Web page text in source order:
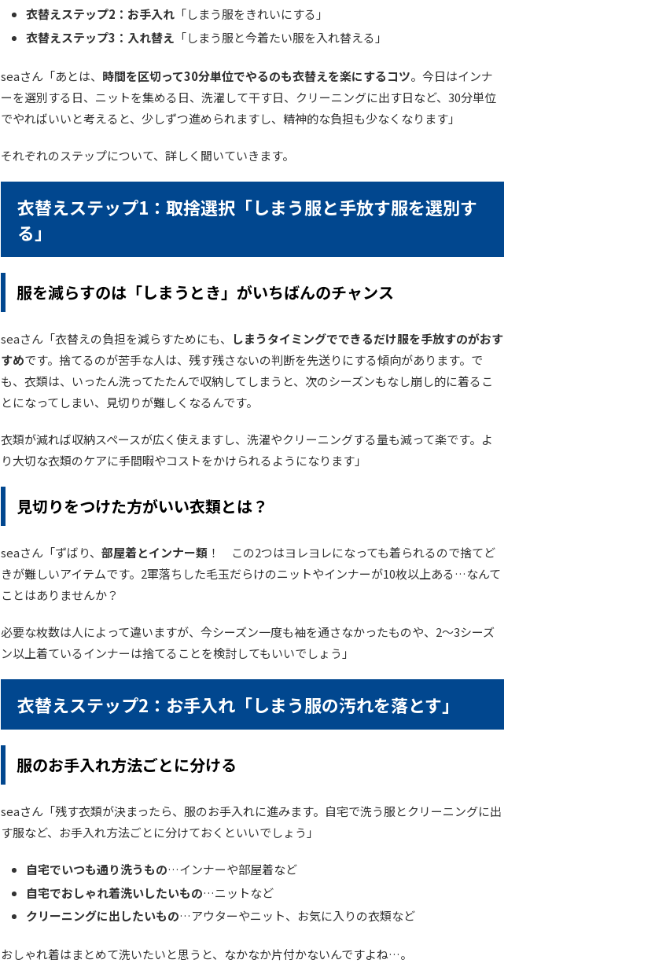
衣替えステップ2：お手入れ 「しまう服をきれいにする」
衣替えステップ3：入れ替え 「しまう服と今着たい服を入れ替える」
seaさん「あとは、 時間を区切って30分単位でやるのも衣替えを楽にするコツ。今日はインナ
ーを選別する日、ニットを集める日、洗濯して干す日、クリーニングに出す日など、30分単位
でやればいいと考えると、少しずつ進められますし、精神的な負担も少なくなります」
それぞれのステップについて、詳しく聞いていきます。
衣替えステップ1：取捨選択「しまう服と手放す服を選別す
る」
服を減らすのは「しまうとき」がいちばんのチャンス
seaさん「衣替えの負担を減らすためにも、
しまうタイミングでできるだけ服を手放すのがおす
すめです。捨てるのが苦手な人は、残す残さないの判断を先送りにする傾向があります。で
も、衣類は、いったん洗ってたたんで収納してしまうと、次のシーズンもなし崩し的に着るこ
とになってしまい、見切りが難しくなるんです。
衣類が減れば収納スペースが広く使えますし、洗濯やクリーニングする量も減って楽です。よ
り大切な衣類のケアに手間暇やコストをかけられるようになります」
見切りをつけた方がいい衣類とは？
seaさん「ずばり、 部屋着とインナー類 ！ この2つはヨレヨレになっても着られるので捨てど
きが難しいアイテムです。2軍落ちした毛玉だらけのニットやインナーが10枚以上ある…なんて
ことはありませんか？
必要な枚数は人によって違いますが、今シーズン一度も袖を通さなかったものや、2〜3シーズ
ン以上着ているインナーは捨てることを検討してもいいでしょう」
衣替えステップ2：お手入れ「しまう服の汚れを落とす」
服のお手入れ方法ごとに分ける
seaさん「残す衣類が決まったら、服のお手入れに進みます。自宅で洗う服とクリーニングに出
す服など、お手入れ方法ごとに分けておくといいでしょう」
自宅でいつも通り洗うもの…インナーや部屋着など
自宅でおしゃれ着洗いしたいもの…ニットなど
クリーニングに出したいもの…アウターやニット、お気に入りの衣類など
おしゃれ着はまとめて洗いたいと思うと、なかなか片付かないんですよね…。